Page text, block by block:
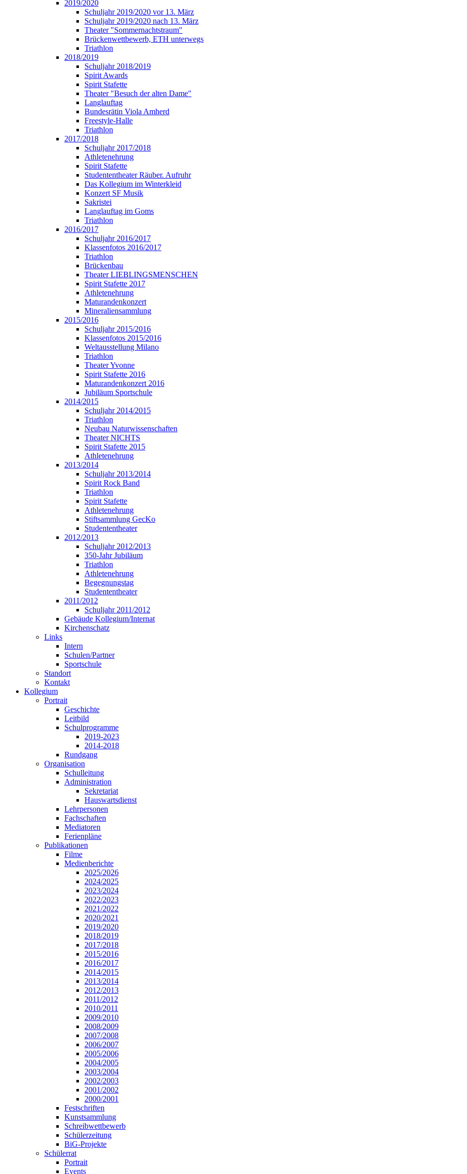
2019/2020
Schuljahr 2019/2020 vor 13. März
Schuljahr 2019/2020 nach 13. März
Theater "Sommernachtstraum"
Brückenwettbewerb, ETH unterwegs
Triathlon
2018/2019
Schuljahr 2018/2019
Spirit Awards
Spirit Stafette
Theater "Besuch der alten Dame"
Langlauftag
Bundesrätin Viola Amherd
Freestyle-Halle
Triathlon
2017/2018
Schuljahr 2017/2018
Athletenehrung
Spirit Stafette
Studententheater Räuber. Aufruhr
Das Kollegium im Winterkleid
Konzert SF Musik
Sakristei
Langlauftag im Goms
Triathlon
2016/2017
Schuljahr 2016/2017
Klassenfotos 2016/2017
Triathlon
Brückenbau
Theater LIEBLINGSMENSCHEN
Spirit Stafette 2017
Athletenehrung
Maturandenkonzert
Mineraliensammlung
2015/2016
Schuljahr 2015/2016
Klassenfotos 2015/2016
Weltausstellung Milano
Triathlon
Theater Yvonne
Spirit Stafette 2016
Maturandenkonzert 2016
Jubiläum Sportschule
2014/2015
Schuljahr 2014/2015
Triathlon
Neubau Naturwissenschaften
Theater NICHTS
Spirit Stafette 2015
Athletenehrung
2013/2014
Schuljahr 2013/2014
Spirit Rock Band
Triathlon
Spirit Stafette
Athletenehrung
Stiftsammlung GecKo
Studententheater
2012/2013
Schuljahr 2012/2013
350-Jahr Jubiläum
Triathlon
Athletenehrung
Begegnungstag
Studententheater
2011/2012
Schuljahr 2011/2012
Gebäude Kollegium/Internat
Kirchenschatz
Links
Intern
Schulen/Partner
Sportschule
Standort
Kontakt
Kollegium
Portrait
Geschichte
Leitbild
Schulprogramme
2019-2023
2014-2018
Rundgang
Organisation
Schulleitung
Administration
Sekretariat
Hauswartsdienst
Lehrpersonen
Fachschaften
Mediatoren
Ferienpläne
Publikationen
Filme
Medienberichte
2025/2026
2024/2025
2023/2024
2022/2023
2021/2022
2020/2021
2019/2020
2018/2019
2017/2018
2015/2016
2016/2017
2014/2015
2013/2014
2012/2013
2011/2012
2010/2011
2009/2010
2008/2009
2007/2008
2006/2007
2005/2006
2004/2005
2003/2004
2002/2003
2001/2002
2000/2001
Festschriften
Kunstsammlung
Schreibwettbewerb
Schülerzeitung
BiG-Projekte
Schülerrat
Portrait
Events